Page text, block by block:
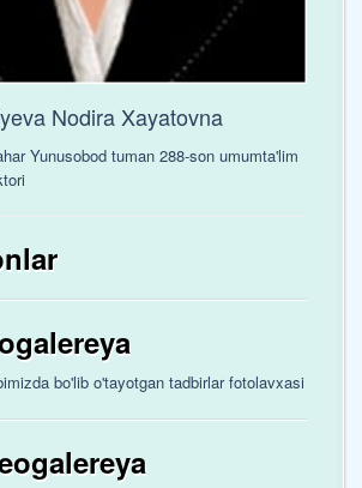
Nodira Xayatovna
Yunusobod tuman 288-son umumta'lim
bo'lib o'tayotgan tadbirlar fotolavxasi